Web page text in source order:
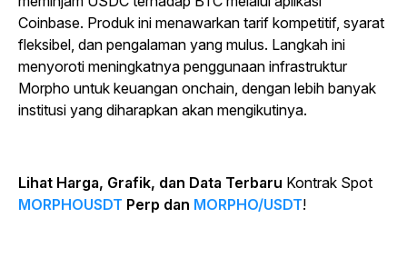
Coinbase. Produk ini menawarkan tarif kompetitif, syarat
fleksibel, dan pengalaman yang mulus. Langkah ini
menyoroti meningkatnya penggunaan infrastruktur
Morpho untuk keuangan onchain, dengan lebih banyak
institusi yang diharapkan akan mengikutinya.
Lihat Harga, Grafik, dan Data Terbaru Kontrak Spot
MORPHOUSDT Perp dan MORPHO/USDT!